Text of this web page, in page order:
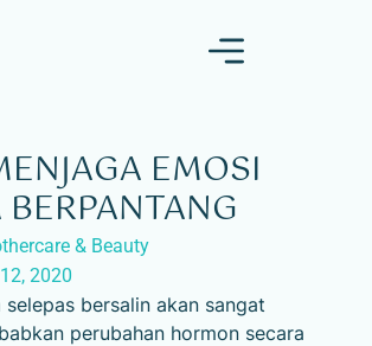
EMOSI
& Beauty
2020
bersalin akan sangat
perubahan hormon secara